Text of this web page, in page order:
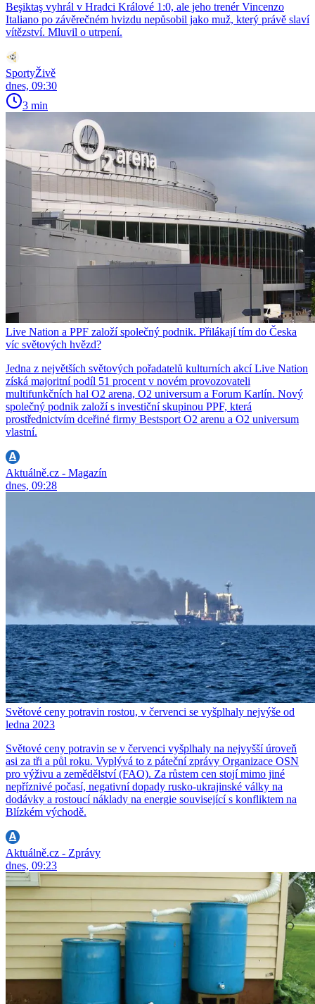
Beşiktaş vyhrál v Hradci Králové 1:0, ale jeho trenér Vincenzo
Italiano po závěrečném hvizdu nepůsobil jako muž, který právě slaví
vítězství. Mluvil o utrpení.
SportyŽivě
dnes, 09:30
3 min
Live Nation a PPF založí společný podnik. Přilákají tím do Česka
víc světových hvězd?
Jedna z největších světových pořadatelů kulturních akcí Live Nation
získá majoritní podíl 51 procent v novém provozovateli
multifunkčních hal O2 arena, O2 universum a Forum Karlín. Nový
společný podnik založí s investiční skupinou PPF, která
prostřednictvím dceřiné firmy Bestsport O2 arenu a O2 universum
vlastní.
Aktuálně.cz - Magazín
dnes, 09:28
Světové ceny potravin rostou, v červenci se vyšplhaly nejvýše od
ledna 2023
Světové ceny potravin se v červenci vyšplhaly na nejvyšší úroveň
asi za tři a půl roku. Vyplývá to z páteční zprávy Organizace OSN
pro výživu a zemědělství (FAO). Za růstem cen stojí mimo jiné
nepříznivé počasí, negativní dopady rusko-ukrajinské války na
dodávky a rostoucí náklady na energie související s konfliktem na
Blízkém východě.
Aktuálně.cz - Zprávy
dnes, 09:23